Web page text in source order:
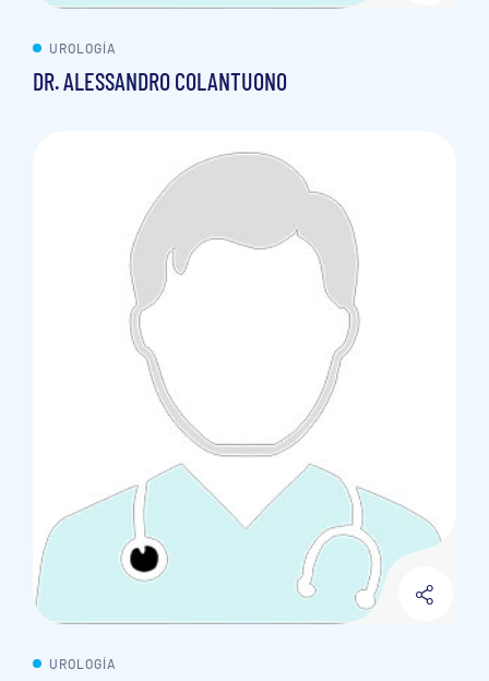
UROLOGÍA
DR. ALESSANDRO COLANTUONO
UROLOGÍA